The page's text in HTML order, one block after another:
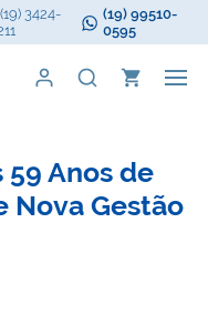
(19) 3424-
(19) 99510-
0595
59 Anos de
Nova Gestão